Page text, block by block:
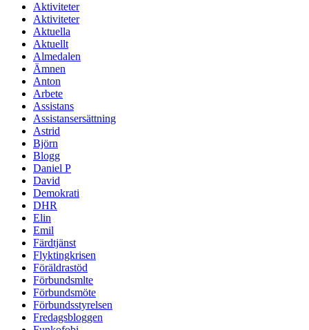
Aktiviteter
Aktiviteter
Aktuella
Aktuellt
Almedalen
Ämnen
Anton
Arbete
Assistans
Assistansersättning
Astrid
Björn
Blogg
Daniel P
David
Demokrati
DHR
Elin
Emil
Färdtjänst
Flyktingkrisen
Föräldrastöd
Förbundsmlte
Förbundsmöte
Förbundsstyrelsen
Fredagsbloggen